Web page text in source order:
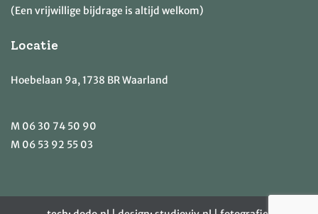
(Een vrijwillige bijdrage is altijd welkom)
Locatie
Hoebelaan 9a, 1738 BR Waarland
M 06 30 74 50 90
M 06 53 92 55 03